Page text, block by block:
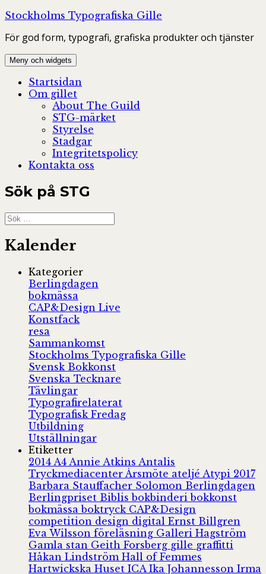
Hoppa
innehåll
Stockholms Typografiska Gille
För god form, typografi, grafiska produkter och tjänster
Meny och widgets
Startsidan
Om gillet
About The Guild
STG-märket
Styrelse
Stadgar
Integritetspolicy
Kontakta oss
Sök på STG
Sök
efter:
Kalender
Kategorier
Berlingdagen
bokmässa
CAP&Design Live
Konstfack
resa
Sammankomst
Stockholms Typografiska Gille
Svensk Bokkonst
Svenska Tecknare
Tävlingar
Typografirelaterat
Typografisk Fredag
Utbildning
Utställningar
Etiketter
2014 A4 Annie Atkins Antalis
Tryckmediacenter Årsmöte ateljé Atypi 2017
Barbara Stauffacher Solomon Berlingdagen
Berlingpriset Biblisbokbinderibokkonst
bokmässaboktryck CAP&Design
competition design digital Ernst Billgren
Eva Wilsson föreläsning Galleri Hagström
Gamla stan Geith Forsberg gille graffitti
Håkan Lindström Hall of Femmes
Hartwickska Huset ICA Ika Johannesson Irma